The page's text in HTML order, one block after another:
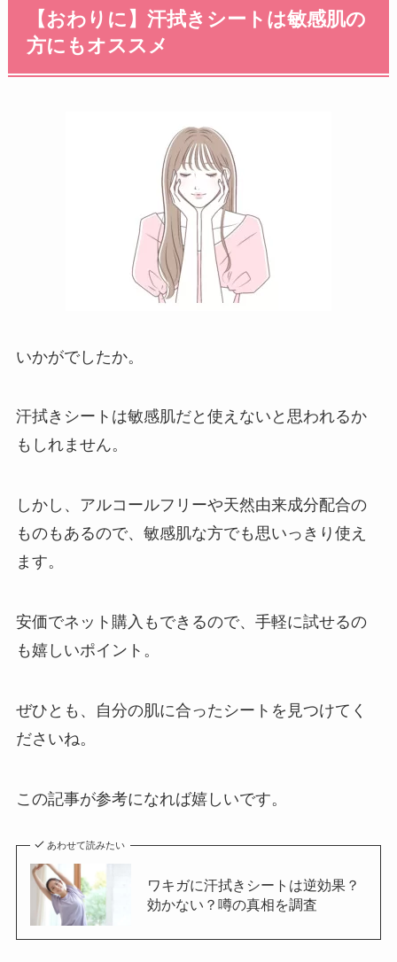
【おわりに】汗拭きシートは敏感肌の
方にもオススメ
いかがでしたか。
汗拭きシートは敏感肌だと使えないと思われるか
もしれません。
しかし、アルコールフリーや天然由来成分配合の
ものもあるので、敏感肌な方でも思いっきり使え
ます。
安価でネット購入もできるので、手軽に試せるの
も嬉しいポイント。
ぜひとも、自分の肌に合ったシートを見つけてく
ださいね。
この記事が参考になれば嬉しいです。
あわせて読みたい
ワキガに汗拭きシートは逆効果？
効かない？噂の真相を調査